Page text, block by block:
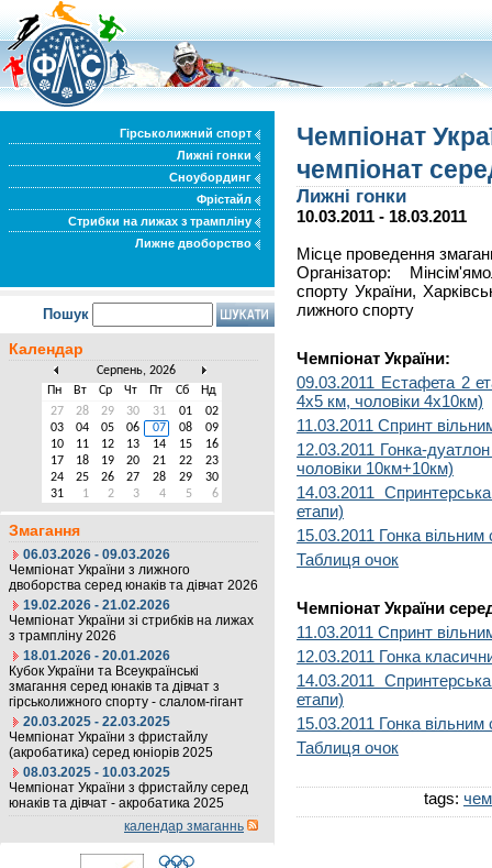
Гірськолижний спорт
Лижні гонки
Сноубординг
Фрістайл
Стрибки на лижах з трампліну
Лижне двоборство
Пошук
Календар
Серпень, 2026
Пн
Вт Ср Чт Пт Сб
Нд
27
28 29 30 31 01
02
03
04 05 06 07 08
09
10
11 12 13 14 15
16
17
18 19 20 21 22
23
24
25 26 27 28 29
30
31
1 2 3 4 5 6
Змагання
06.03.2026 - 09.03.2026
Чемпіонат України з лижного
двоборства серед юнаків та дівчат 2026
19.02.2026 - 21.02.2026
Чемпіонат України зі стрибків на лижах
з трампліну 2026
18.01.2026 - 20.01.2026
Кубок України та Всеукраїнські
змагання серед юнаків та дівчат з
гірськолижного спорту - слалом-гігант
20.03.2025 - 22.03.2025
Чемпіонат України з фристайлу
(акробатика) серед юніорів 2025
08.03.2025 - 10.03.2025
Чемпіонат України з фристайлу серед
юнаків та дівчат - акробатика 2025
календар змаганнь
Чемпіонат
чемпіонат
Лижні гонки
10.03.2011 - 18.03.2011
Місце проведення
Організатор:
спорту України,
лижного спорту
Чемпіонат України:
09.03.2011 Естафета 2
4х5 км, чоловіки 4х10км)
11.03.2011 Спринт
12.03.2011 Гонка-
чоловіки 10км+10км)
14.03.2011
етапи)
15.03.2011 Гонка
Таблиця очок
Чемпіонат України
11.03.2011 Спринт
12.03.2011 Гонка
14.03.2011
етапи)
15.03.2011 Гонка
Таблиця очок
tags: